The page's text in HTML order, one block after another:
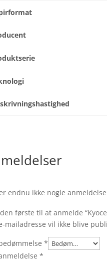
endnu ikke nogle
første til at anmelde
mailadresse vil ikke blive
*
*